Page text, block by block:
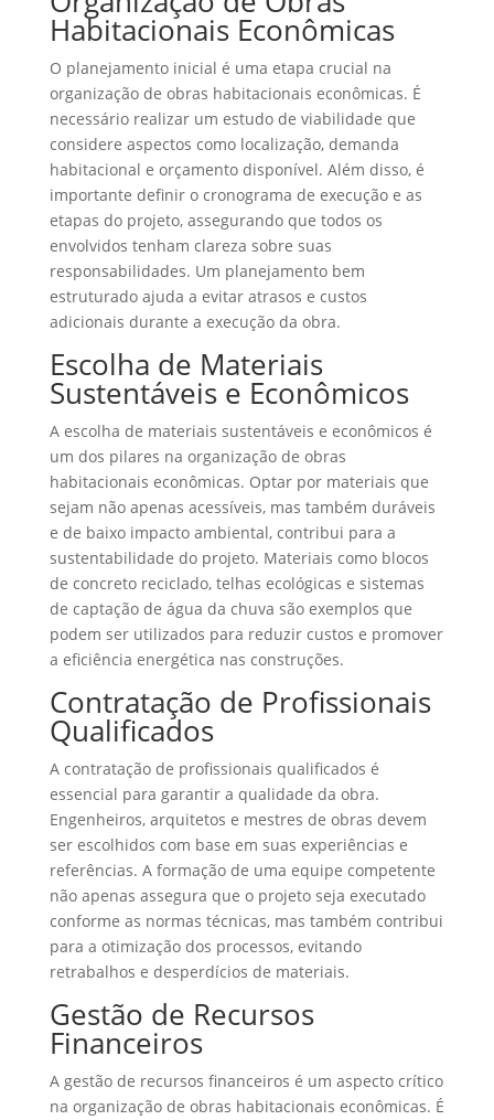
Habitacionais Econômicas
O planejamento inicial é uma etapa crucial na
organização de obras habitacionais econômicas. É
necessário realizar um estudo de viabilidade que
considere aspectos como localização, demanda
habitacional e orçamento disponível. Além disso, é
importante definir o cronograma de execução e as
etapas do projeto, assegurando que todos os
envolvidos tenham clareza sobre suas
responsabilidades. Um planejamento bem
estruturado ajuda a evitar atrasos e custos
adicionais durante a execução da obra.
Escolha de Materiais
Sustentáveis e Econômicos
A escolha de materiais sustentáveis e econômicos é
um dos pilares na organização de obras
habitacionais econômicas. Optar por materiais que
sejam não apenas acessíveis, mas também duráveis
e de baixo impacto ambiental, contribui para a
sustentabilidade do projeto. Materiais como blocos
de concreto reciclado, telhas ecológicas e sistemas
de captação de água da chuva são exemplos que
podem ser utilizados para reduzir custos e promover
a eficiência energética nas construções.
Contratação de Profissionais
Qualificados
A contratação de profissionais qualificados é
essencial para garantir a qualidade da obra.
Engenheiros, arquitetos e mestres de obras devem
ser escolhidos com base em suas experiências e
referências. A formação de uma equipe competente
não apenas assegura que o projeto seja executado
conforme as normas técnicas, mas também contribui
para a otimização dos processos, evitando
retrabalhos e desperdícios de materiais.
Gestão de Recursos
Financeiros
A gestão de recursos financeiros é um aspecto crítico
na organização de obras habitacionais econômicas. É